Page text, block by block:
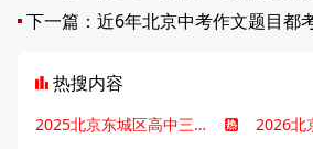
下一篇： 近6年北京中考作文题目都
热搜内容
2025北京东城区高中三大梯队高中有哪些？录取分数线是多少？